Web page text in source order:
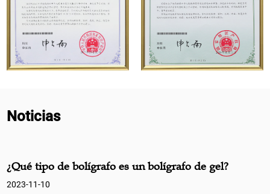
Noticias
tipo de bolígrafo es un bolígrafo de gel?
11-10